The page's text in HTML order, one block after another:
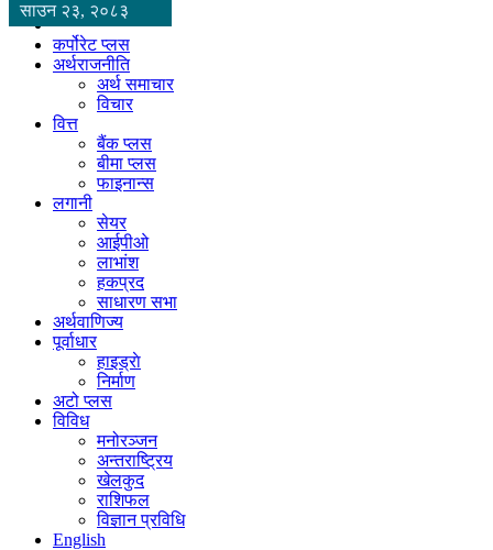
साउन २३, २०८३
कर्पोरेट प्लस
अर्थराजनीति
अर्थ समाचार
विचार
वित्त
बैंक प्लस
बीमा प्लस
फाइनान्स
लगानी
सेयर
आईपीओ
लाभांश
हकप्रद
साधारण सभा
अर्थवाणिज्य
पूर्वाधार
हाइड्राे
निर्माण
अटो प्लस
विविध
मनोरञ्जन
अन्तराष्ट्रिय
खेलकुद
राशिफल
विज्ञान प्रविधि
English